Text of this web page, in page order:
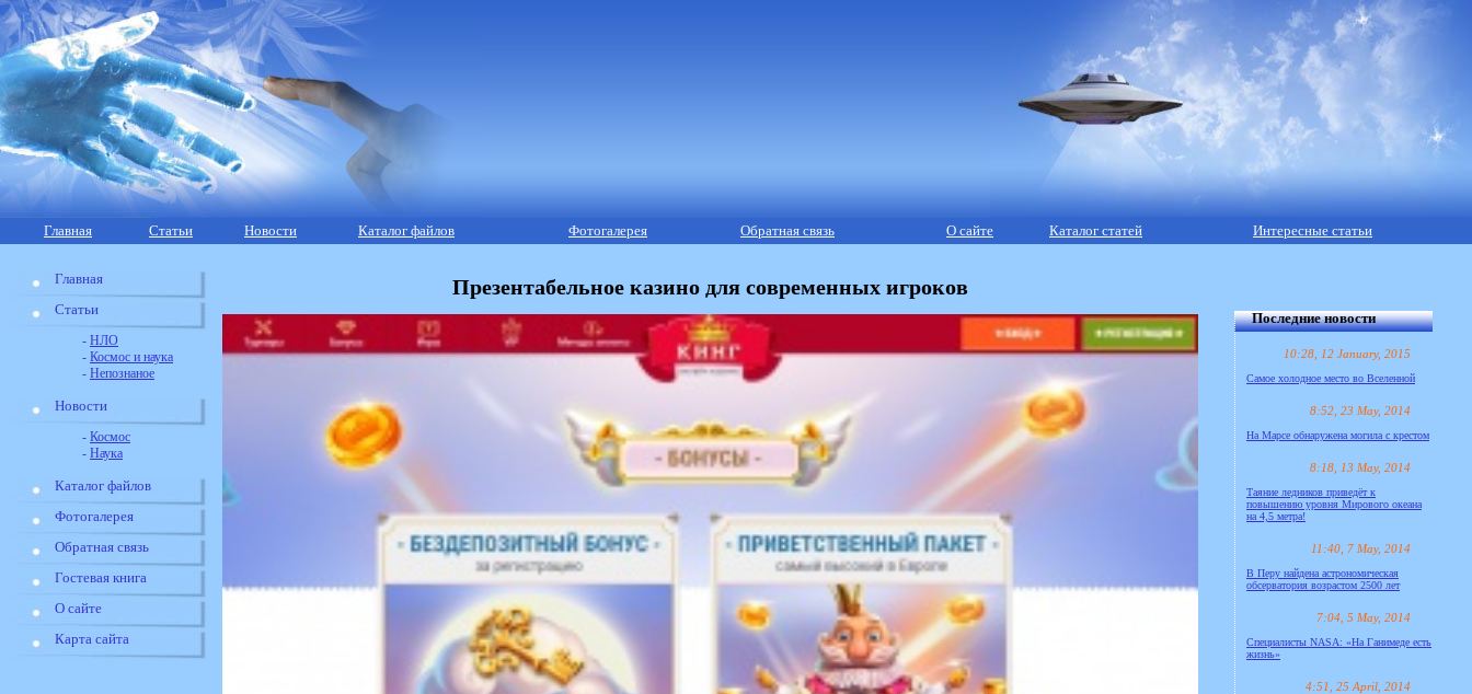
Главная Статьи Новости Каталог файлов Фотогалерея Обратная связь О сайте Каталог статей Интересные статьи
Главная
Статьи
- НЛО
- Космос и наука
- Непознаное
Новости
- Космос
- Наука
Каталог файлов
Фотогалерея
Обратная связь
Гостевая книга
О сайте
Карта сайта
Презентабельное казино для современных игроков
Последние новости
10:28, 12 January, 2015
Самое холодное место во Вселенной
8:52, 23 May, 2014
На Марсе обнаружена могила с крестом
8:18, 13 May, 2014
Таяние ледников приведёт к
повышению уровня Мирового океана
на 4,5 метра!
11:40, 7 May, 2014
В Перу найдена астрономическая
обсерватория возрастом 2500 лет
7:04, 5 May, 2014
Специалисты NASA: «На Ганимеде есть
жизнь»
4:51, 25 April, 2014